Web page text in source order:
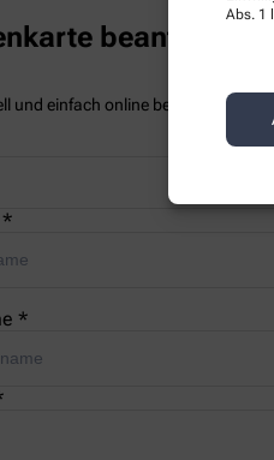
Abs. 1
beantragen
und einfach online beantragen
*
*